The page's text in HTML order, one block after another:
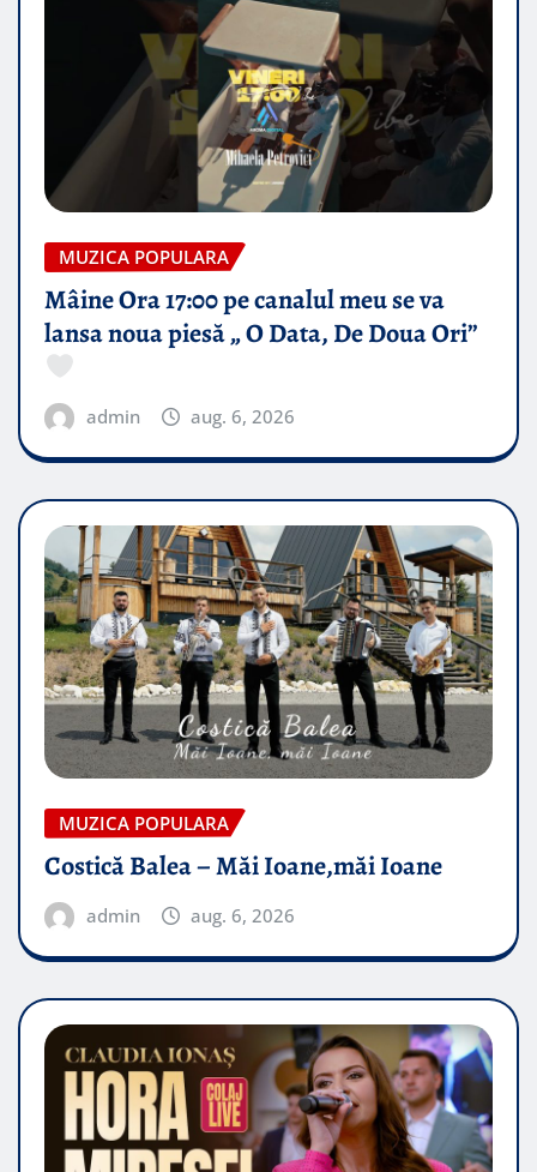
MUZICA POPULARA
Mâine Ora 17:00 pe canalul meu se va
lansa noua piesă „ O Data, De Doua Ori”
admin aug. 6, 2026
MUZICA POPULARA
Costică Balea – Măi Ioane,măi Ioane
admin aug. 6, 2026